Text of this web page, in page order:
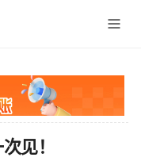
见！